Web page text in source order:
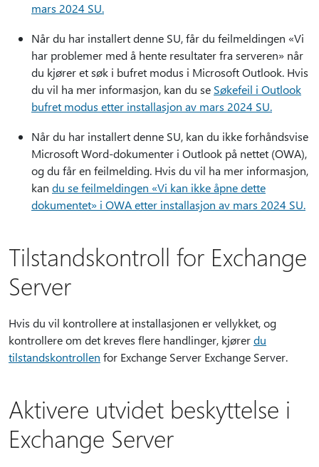
mars 2024 SU.
Når du har installert denne SU, får du feilmeldingen «Vi
har problemer med å hente resultater fra serveren» når
du kjører et søk i bufret modus i Microsoft Outlook. Hvis
du vil ha mer informasjon, kan du se Søkefeil i Outlook
bufret modus etter installasjon av mars 2024 SU.
Når du har installert denne SU, kan du ikke forhåndsvise
Microsoft Word-dokumenter i Outlook på nettet (OWA),
og du får en feilmelding. Hvis du vil ha mer informasjon,
kan du se feilmeldingen «Vi kan ikke åpne dette
dokumentet» i OWA etter installasjon av mars 2024 SU.
Tilstandskontroll for Exchange
Server
Hvis du vil kontrollere at installasjonen er vellykket, og
kontrollere om det kreves flere handlinger, kjørerdu
tilstandskontrollen for Exchange Server Exchange Server.
Aktivere utvidet beskyttelse i
Exchange Server